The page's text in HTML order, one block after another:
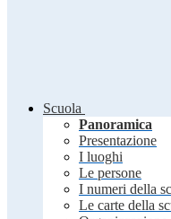
Scuola
Panoramica
Presentazione
I luoghi
Le persone
I numeri della
Le carte della